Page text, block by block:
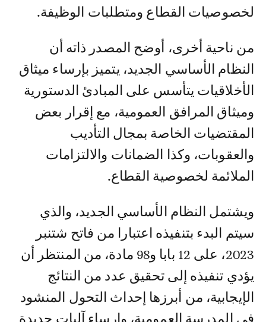
لخصوصيات القطاع ومتطلبات الوظيفة.
من ناحية أخرى، أوضح المصدر ذاته أن
النظام الأساسي الجديد، يتميز بإرساء ميثاق
الأخلاقيات يتأسس على المبادئ الدستورية
وميثاق المرافق العمومية، مع إقرار بعض
المقتضيات الخاصة بمجال التأديب
والعقوبات، وكذا الضمانات والالتزامات
الملائمة لخصوصية القطاع.
ويشتمل النظام الأساسي الجديد، والذي
سيتم البدء بتنفيذه اعتبارا من فاتح شتنبر
2023، على 12 بابا و98 مادة، من المنتظر أن
يؤدي تنفيذه إلى تحقيق عدد من النتائج
الإيجابية، من أبرزها إحداث التحول المنشود